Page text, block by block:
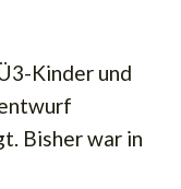
Kinder und
Bisher war in